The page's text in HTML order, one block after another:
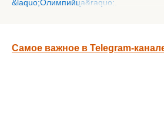
Самое важное в Telegram-